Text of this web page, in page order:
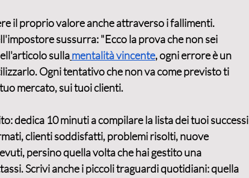
il proprio valore anche attraverso i fallimenti.
sussurra: "Ecco la prova che non sei
sullamentalità vincente, ogni errore è un
Ogni tentativo che non va come previsto ti
mercato, sui tuoi clienti.
dedica 10 minuti a compilare la lista dei tuoi successi
clienti soddisfatti, problemi risolti, nuove
persino quella volta che hai gestito una
Scrivi anche i piccoli traguardi quotidiani: quella